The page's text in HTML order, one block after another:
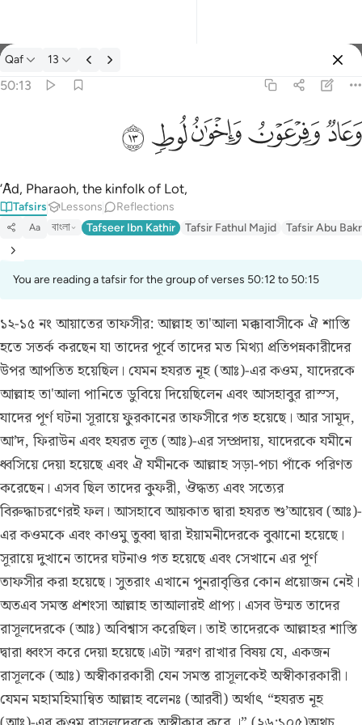
Tafsir: Qaf 50:13
Qaf 13
50:13
وَعَادٌۭ وَفِرْعَوْنُ وَإِخْوَٰنُ لُوطٍۢ ١٣
ﲳﲴﲵﲶﲷ
’Ȃd, Pharaoh, the kinfolk of Lot,
Tafsirs Lessons Reflections
Aa বাংলা Tafseer Ibn Kathir Tafsir Fathul Majid Tafsir Abu
You are reading a tafsir for the group of verses 50:12 to 50:15
১২-১৫ নং আয়াতের তাফসীর:আল্লাহ তা'আলা মক্কাবাসীকে ঐ শাস্তি
হতে সতর্ক করছেন যা তাদের পূর্বে তাদের মত মিথ্যা প্রতিপন্নকারীদের
উপর আপতিত হয়েছিল। যেমন হযরত নূহ (আঃ)-এর কওম, যাদেরকে
আল্লাহ তা'আলা পানিতে ডুবিয়ে দিয়েছিলেন এবং আসহাবুর রাস্স,
যাদের পূর্ণ ঘটনা সূরায়ে ফুরকানের তাফসীরে গত হয়েছে। আর সামূদ,
আ’দ, ফিরাউন এবং হযরত লূত (আঃ)-এর সম্প্রদায়, যাদেরকে যমীনে
ধ্বসিয়ে দেয়া হয়েছে এবং ঐ যমীনকে আল্লাহ সড়া-পচা পাঁকে পরিণত
করেছেন। এসব ছিল তাদের কুফরী, ঔদ্ধত্য এবং সত্যের
বিরুদ্ধাচরণেরই ফল। আসহাবে আয়কাত দ্বারা হযরত শু’আয়েব (আঃ)-
এর কওমকে এবং কাওমু তুব্বা দ্বারা ইয়ামনীদেরকে বুঝানো হয়েছে।
সূরায়ে দুখানে তাদের ঘটনাও গত হয়েছে এবং সেখানে এর পূর্ণ
তাফসীর করা হয়েছে। সুতরাং এখানে পুনরাবৃত্তির কোন প্রয়োজন নেই।
অতএব সমস্ত প্রশংসা আল্লাহ তাআলারই প্রাপ্য। এসব উম্মত তাদের
রাসূলদেরকে (আঃ) অবিশ্বাস করেছিল। তাই তাদেরকে আল্লাহর শাস্তি
দ্বারা ধ্বংস করে দেয়া হয়েছে।এটা স্মরণ রাখার বিষয় যে, একজন
রাসূলকে (আঃ) অস্বীকারকারী যেন সমস্ত রাসূলকেই অস্বীকারকারী।
যেমন মহামহিমান্বিত আল্লাহ বলেনঃ (আরবী) অর্থাৎ “হযরত নূহ